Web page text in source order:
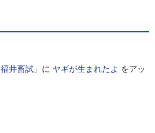
福井畜試 」に ヤギが生まれたよ をアッ